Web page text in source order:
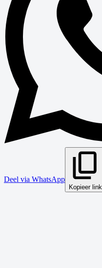
Deel via WhatsApp
Kopieer link